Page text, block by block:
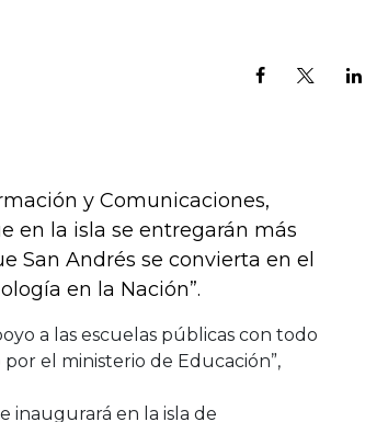
y Comunicaciones,
en la isla se entregarán más
San Andrés se convierta en el
en la Nación”.
a las escuelas públicas con todo
el ministerio de Educación”,
inaugurará en la isla de